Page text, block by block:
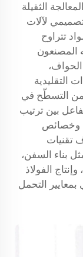
الثقيلة
لآلات
تتراوح
١٠٠ مم، يواجه المصنعون
التقليدية
التسطّح في
بين ترتيب
وخصائص
تقنيات
بناء السفن،
الفولاذ
بمعايير التحمل